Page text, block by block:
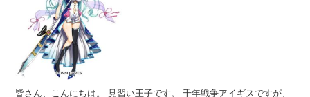
皆さん、こんにちは。 見習い王子です。 千年戦争アイギスですが、